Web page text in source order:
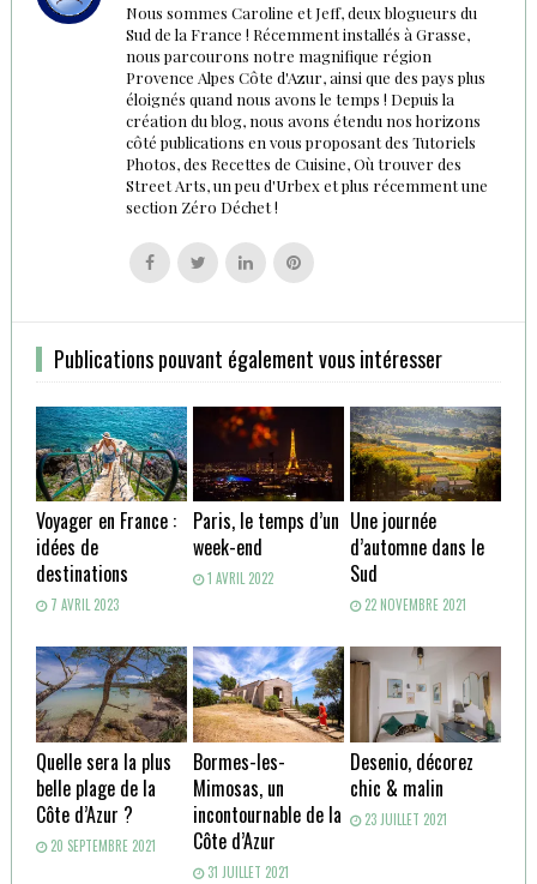
Nous sommes Caroline et Jeff, deux blogueurs du
Sud de la France ! Récemment installés à Grasse,
nous parcourons notre magnifique région
Provence Alpes Côte d'Azur, ainsi que des pays plus
éloignés quand nous avons le temps ! Depuis la
création du blog, nous avons étendu nos horizons
côté publications en vous proposant des Tutoriels
Photos, des Recettes de Cuisine, Où trouver des
Street Arts, un peu d'Urbex et plus récemment une
section Zéro Déchet !
Follow
us
Follow
us
Follow
us
Follow
us
Publications pouvant également vous intéresser
Voyager en France :
idées de
destinations
7 AVRIL 2023
Paris, le temps d’un
week-end
1 AVRIL 2022
Une journée
d’automne dans le
Sud
22 NOVEMBRE 2021
Quelle sera la plus
belle plage de la
Côte d’Azur ?
20 SEPTEMBRE 2021
Bormes-les-
Mimosas, un
incontournable de la
Côte d’Azur
31 JUILLET 2021
Desenio, décorez
chic & malin
23 JUILLET 2021